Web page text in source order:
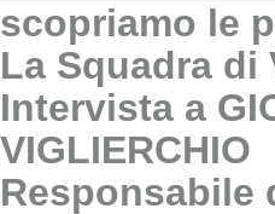
scopriamo le
La Squadra di
Intervista a
VIGLIERCHIO
Responsabile